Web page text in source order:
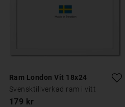
Ram London Vit 18x24
Svensktillverkad ram i vitt
179 kr